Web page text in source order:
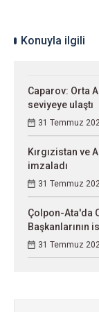
Konuyla ilgili
Caparov: Orta
seviyeye ulaştı
31 Temmuz
Kırgızistan ve
imzaladı
31 Temmuz
Çolpon-Ata'da
Başkanlarının
31 Temmuz